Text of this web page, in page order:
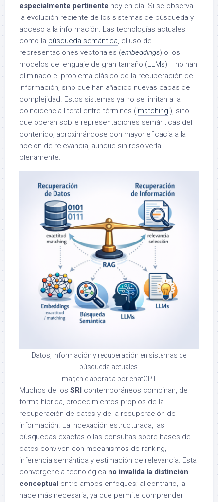
especialmente pertinente hoy en día. Si se observa
la evolución reciente de los sistemas de búsqueda y
acceso a la información. Las tecnologías actuales —
como la búsqueda semántica, el uso de
representaciones vectoriales (embeddings) o los
modelos de lenguaje de gran tamaño (LLMs)— no han
eliminado el problema clásico de la recuperación de
información, sino que han añadido nuevas capas de
complejidad. Estos sistemas ya no se limitan a la
coincidencia literal entre términos (‘matching‘), sino
que operan sobre representaciones semánticas del
contenido, aproximándose con mayor eficacia a la
noción de relevancia, aunque sin resolverla
plenamente.
Datos, información y recuperación en sistemas de
búsqueda actuales.
Imagen elaborada por chatGPT.
Muchos de los SRI contemporáneos combinan, de
forma híbrida, procedimientos propios de la
recuperación de datos y de la recuperación de
información. La indexación estructurada, las
búsquedas exactas o las consultas sobre bases de
datos conviven con mecanismos de ranking,
inferencia semántica y estimación de relevancia. Esta
convergencia tecnológica no invalida la distinción
conceptual entre ambos enfoques; al contrario, la
hace más necesaria, ya que permite comprender